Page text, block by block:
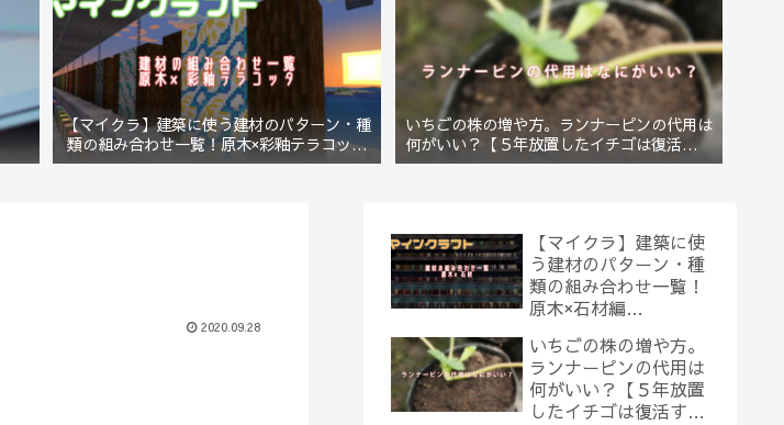
【マイクラ】建築に使う建材のパターン・種
類の組み合わせ一覧！原木×彩釉テラコッタ
編【Minecraft】
いちごの株の増や方。ランナーピンの代用は
何がいい？【５年放置したイチゴは復活する
のか？(10)】
2020.09.28
【マイクラ】建築に使
う建材のパターン・種
類の組み合わせ一覧！
原木×石材編
いちごの株の増や方。
ランナーピンの代用は
何がいい？【５年放置
したイチゴは復活する